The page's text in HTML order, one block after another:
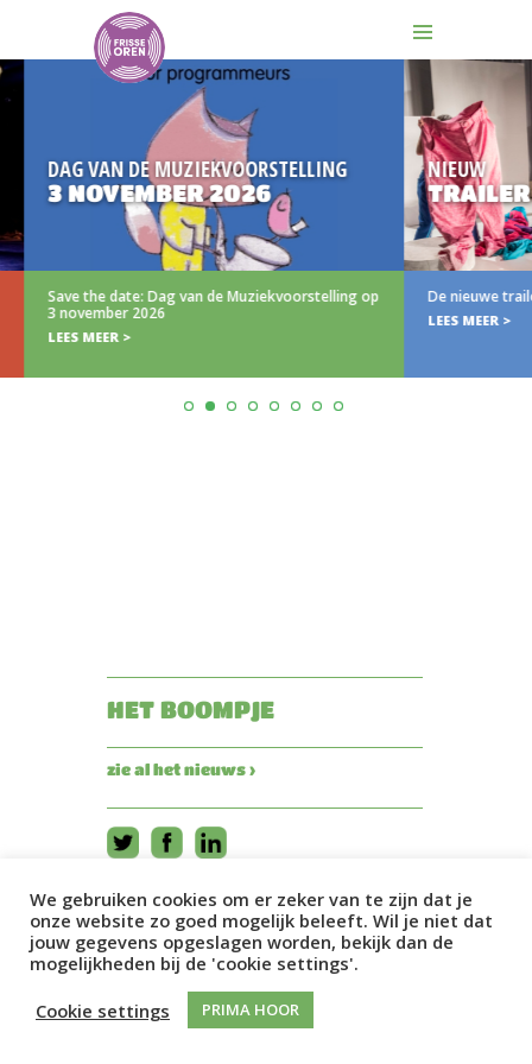
DE MUZIEKVOORSTELLING
2026
date: Dag van de Muziekvoorstelling op
2026
NIEUW
TRAILER
De nieuwe trailer van
HET BOOMPJE
zie al het nieuws ›
We gebruiken cookies om er zeker van te zijn dat je
onze website zo goed mogelijk beleeft. Wil je niet dat
jouw gegevens opgeslagen worden, bekijk dan de
mogelijkheden bij de 'cookie settings'.
Cookie settings
PRIMA HOOR